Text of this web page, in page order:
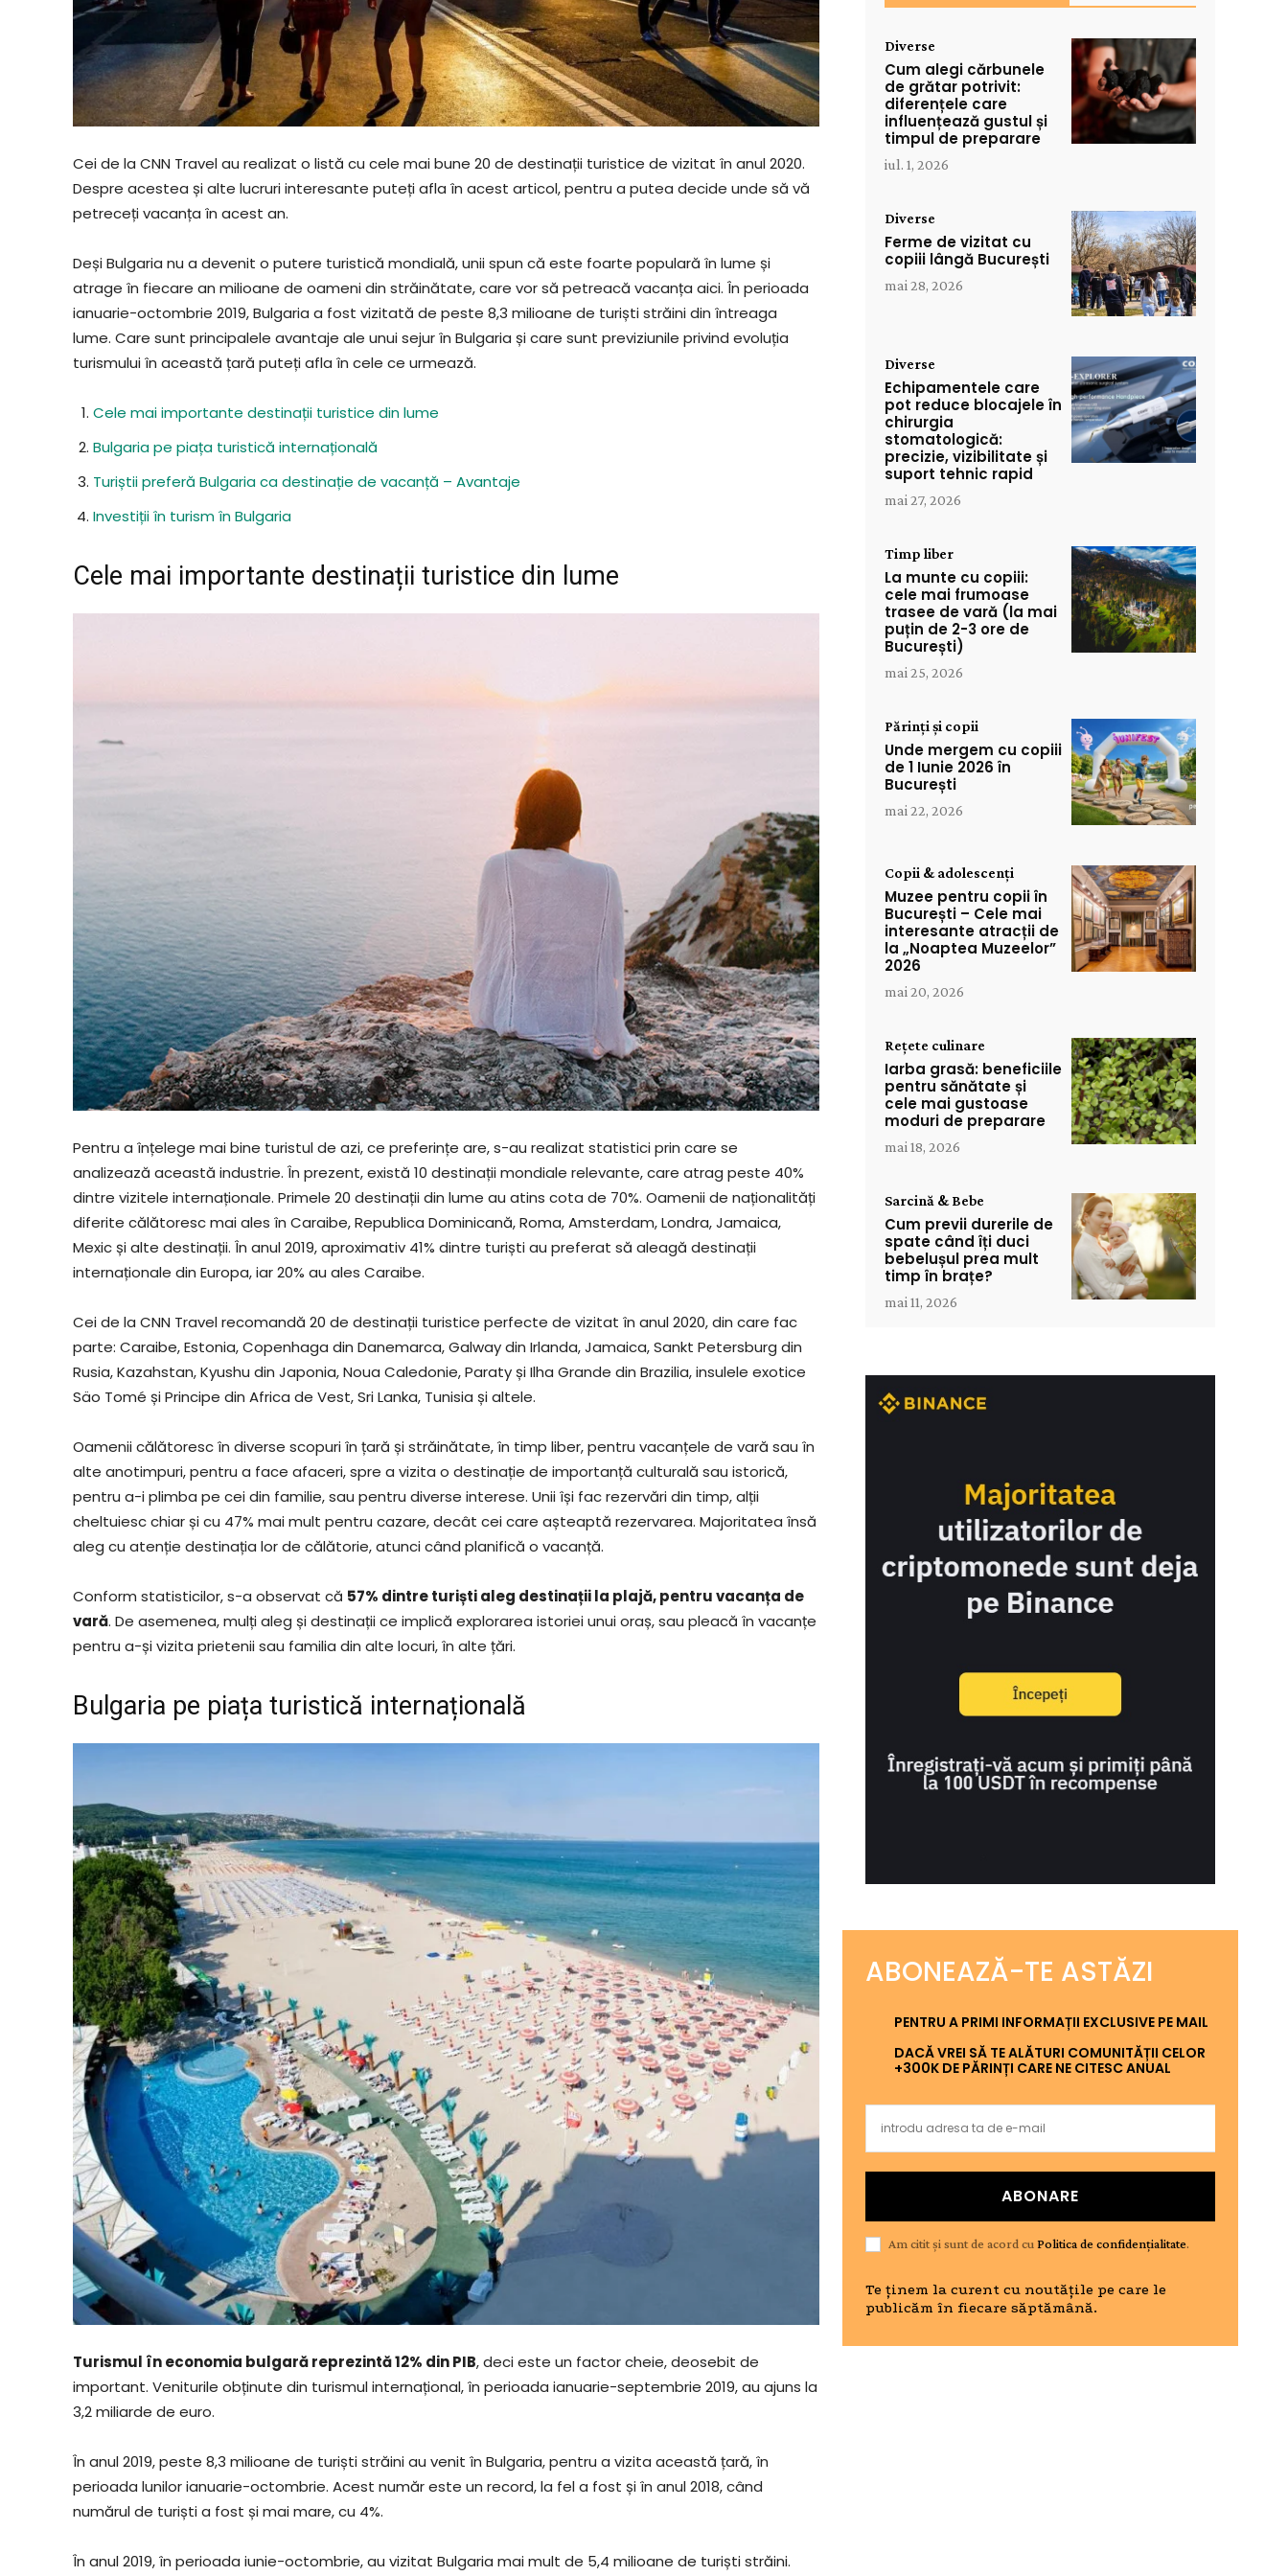
Cei de la CNN Travel au realizat o listă cu cele mai bune 20 de destinații turistice de vizitat în anul 2020.
Despre acestea și alte lucruri interesante puteți afla în acest articol, pentru a putea decide unde să vă
petreceți vacanța în acest an.
Deși Bulgaria nu a devenit o putere turistică mondială, unii spun că este foarte populară în lume și
atrage în fiecare an milioane de oameni din străinătate, care vor să petreacă vacanța aici. În perioada
ianuarie-octombrie 2019, Bulgaria a fost vizitată de peste 8,3 milioane de turiști străini din întreaga
lume. Care sunt principalele avantaje ale unui sejur în Bulgaria și care sunt previziunile privind evoluția
turismului în această țară puteți afla în cele ce urmează.
Cele mai importante destinații turistice din lume
Bulgaria pe piața turistică internațională
Turiștii preferă Bulgaria ca destinație de vacanță – Avantaje
Investiții în turism în Bulgaria
Cele mai importante destinații turistice din lume
Pentru a înțelege mai bine turistul de azi, ce preferințe are, s-au realizat statistici prin care se
analizează această industrie. În prezent, există 10 destinații mondiale relevante, care atrag peste 40%
dintre vizitele internaționale. Primele 20 destinații din lume au atins cota de 70%. Oamenii de naționalități
diferite călătoresc mai ales în Caraibe, Republica Dominicană, Roma, Amsterdam, Londra, Jamaica,
Mexic și alte destinații. În anul 2019, aproximativ 41% dintre turiști au preferat să aleagă destinații
internaționale din Europa, iar 20% au ales Caraibe.
Cei de la CNN Travel recomandă 20 de destinații turistice perfecte de vizitat în anul 2020, din care fac
parte: Caraibe, Estonia, Copenhaga din Danemarca, Galway din Irlanda, Jamaica, Sankt Petersburg din
Rusia, Kazahstan, Kyushu din Japonia, Noua Caledonie, Paraty și Ilha Grande din Brazilia, insulele exotice
Säo Tomé și Principe din Africa de Vest, Sri Lanka, Tunisia și altele.
Oamenii călătoresc în diverse scopuri în țară și străinătate, în timp liber, pentru vacanțele de vară sau în
alte anotimpuri, pentru a face afaceri, spre a vizita o destinație de importanță culturală sau istorică,
pentru a-i plimba pe cei din familie, sau pentru diverse interese. Unii își fac rezervări din timp, alții
cheltuiesc chiar și cu 47% mai mult pentru cazare, decât cei care așteaptă rezervarea. Majoritatea însă
aleg cu atenție destinația lor de călătorie, atunci când planifică o vacanță.
Conform statisticilor, s-a observat că 57% dintre turiști aleg destinații la plajă, pentru vacanța de
vară. De asemenea, mulți aleg și destinații ce implică explorarea istoriei unui oraș, sau pleacă în vacanțe
pentru a-și vizita prietenii sau familia din alte locuri, în alte țări.
Bulgaria pe piața turistică internațională
Turismul în economia bulgară reprezintă 12% din PIB, deci este un factor cheie, deosebit de
important. Veniturile obținute din turismul internațional, în perioada ianuarie-septembrie 2019, au ajuns la
3,2 miliarde de euro.
În anul 2019, peste 8,3 milioane de turiști străini au venit în Bulgaria, pentru a vizita această țară, în
perioada lunilor ianuarie-octombrie. Acest număr este un record, la fel a fost și în anul 2018, când
numărul de turiști a fost și mai mare, cu 4%.
În anul 2019, în perioada iunie-octombrie, au vizitat Bulgaria mai mult de 5,4 milioane de turiști străini.
Diverse
Cum alegi cărbunele
de grătar potrivit:
diferențele care
influențează gustul și
timpul de preparare
iul. 1, 2026
Diverse
Ferme de vizitat cu
copiii lângă București
mai 28, 2026
Diverse
Echipamentele care
pot reduce blocajele în
chirurgia
stomatologică:
precizie, vizibilitate și
suport tehnic rapid
mai 27, 2026
Timp liber
La munte cu copiii:
cele mai frumoase
trasee de vară (la mai
puțin de 2-3 ore de
București)
mai 25, 2026
Părinți și copii
Unde mergem cu copiii
de 1 Iunie 2026 în
București
mai 22, 2026
Copii & adolescenți
Muzee pentru copii în
București – Cele mai
interesante atracții de
la „Noaptea Muzeelor”
2026
mai 20, 2026
Rețete culinare
Iarba grasă: beneficiile
pentru sănătate și
cele mai gustoase
moduri de preparare
mai 18, 2026
Sarcină & Bebe
Cum previi durerile de
spate când îți duci
bebelușul prea mult
timp în brațe?
mai 11, 2026
ABONEAZĂ-TE ASTĂZI
PENTRU A PRIMI INFORMAȚII EXCLUSIVE PE MAIL
DACĂ VREI SĂ TE ALĂTURI COMUNITĂȚII CELOR
+300K DE PĂRINȚI CARE NE CITESC ANUAL
ABONARE
Am citit și sunt de acord cuPolitica de confidențialitate.
Te ținem la curent cu noutățile pe care le
publicăm în fiecare săptămână.